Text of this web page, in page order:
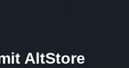
AltStore